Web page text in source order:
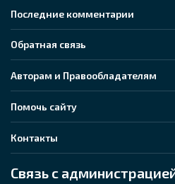
Последние комментарии
Обратная связь
Авторам и Правообладателям
Помочь сайту
Контакты
Связь с